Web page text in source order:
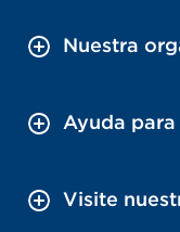
Nuestra
Ayuda
Visite